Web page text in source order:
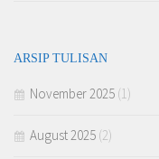
ARSIP TULISAN
November 2025 (1)
August 2025 (2)